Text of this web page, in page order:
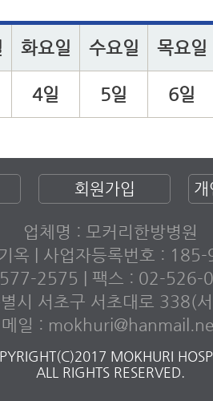
화요일 수요일 목요일
4일 5일 6일
회원가입 개
업체명 : 모커리한방병원
옥 | 사업자등록번호 :
2575 | 팩스 : 02-526-
시 서초구 서초대로 338(
메일 :
MOKHURI
ALL RIGHTS RESERVED.